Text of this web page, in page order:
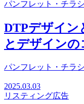
パンフレット・チラ
DTPデザイン
とデザインの
パンフレット・チラ
2025.03.03
リスティング広告